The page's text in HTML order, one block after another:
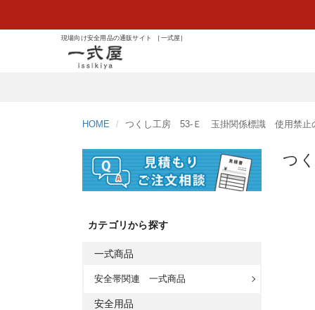
現場向け安全用品の通販サイト ［一式屋］
HOME つくし工房 53-Ｅ 玉掛関係標識 使用禁止
つ
カテゴリから探す
一式商品
安全帯関連 一式商品
安全用品